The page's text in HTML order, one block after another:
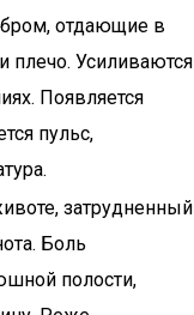
отдающие в
плечо. Усиливаются
Появляется
пульс,
затрудненный
Боль
полости,